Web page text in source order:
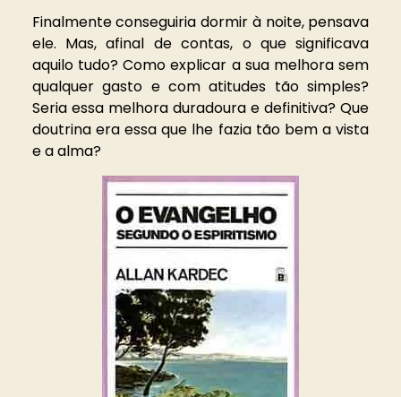
Finalmente conseguiria dormir à noite, pensava
ele. Mas, afinal de contas, o que significava
aquilo tudo? Como explicar a sua melhora sem
qualquer gasto e com atitudes tão simples?
Seria essa melhora duradoura e definitiva? Que
doutrina era essa que lhe fazia tão bem a vista
e a alma?